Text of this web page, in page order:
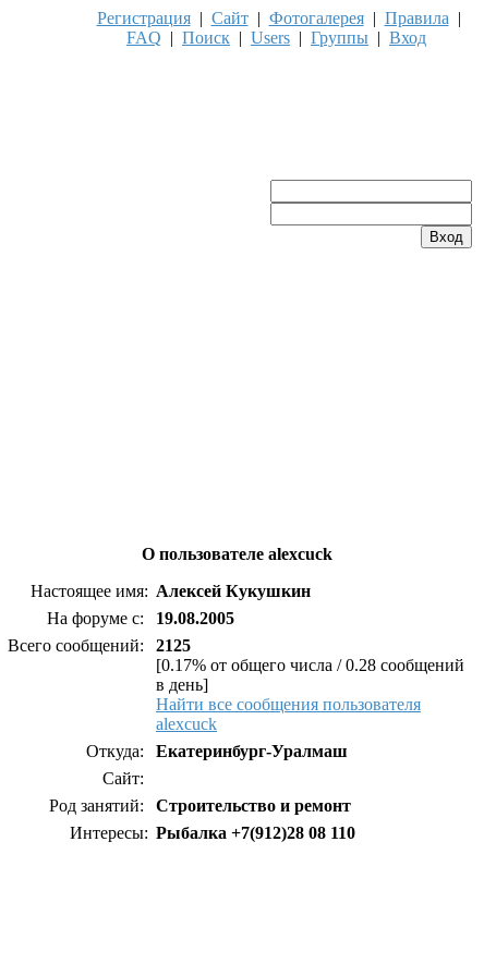
Регистрация| Сайт| Фотогалерея| Правила |
FAQ | Поиск | Users | Группы | Вход
О пользователе alexcuck
Настоящее имя: Алексей Кукушкин
На форуме с:
19.08.2005
Всего сообщений:
2125
[0.17% от общего числа / 0.28 сообщений
в день]
Найти все сообщения пользователя
alexcuck
Откуда:
Екатеринбург-Уралмаш
Сайт:
Род занятий:
Строительство и ремонт
Интересы: Рыбалка +7(912)28 08 110